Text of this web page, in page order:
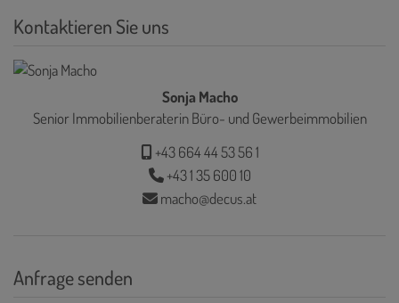
Kontaktieren Sie uns
Sonja Macho
Senior Immobilienberaterin Büro- und Gewerbeimmobilien
+43 664 44 53 56 1
+43 1 35 600 10
macho@decus.at
Anfrage senden